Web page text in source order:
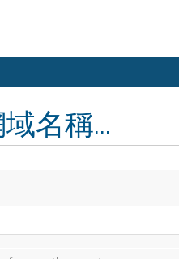
名稱...